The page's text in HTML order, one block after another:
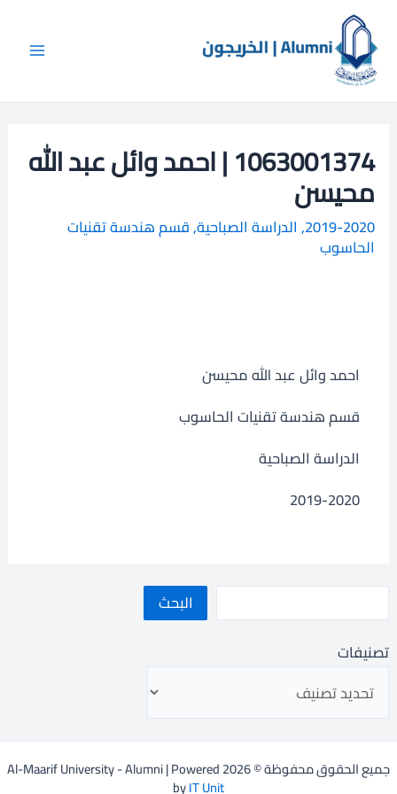
المحتوى
البحث
تصنيفات
1063001374 | احمد وائل عبد الله
محيسن
2019-2020
, الدراسة الصباحية,قسم هندسة تقنيات
الحاسوب
احمد وائل عبد الله محيسن
قسم هندسة تقنيات الحاسوب
الدراسة الصباحية
2019-2020
جميع الحقوق محفوظة © 2026 Al-Maarif University - Alumni | Powered
byIT Unit